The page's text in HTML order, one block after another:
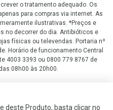
deste Produto, basta clicar no
o tratamento adequado. Os
para compras via internet. As
ilustrativas. *Preços e
no decorrer do dia. Antibióticos e
físicas ou televendas. Portaria nº
Horário de funcionamento Central
4003 3393 ou 0800 779 8767 de
08h00 às 20h00.